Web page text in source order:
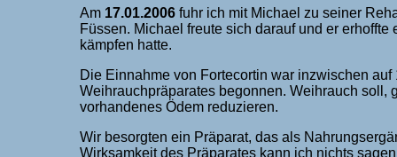
Am 17.01.2006 fuhr ich mit Michael zu seiner
Füssen. Michael freute sich darauf und er
kämpfen hatte.
Die Einnahme von Fortecortin war inzwischen
Weihrauchpräparates begonnen. Weihrauch soll,
vorhandenes Ödem reduzieren.
Wir besorgten ein Präparat, das als
Wirksamkeit des Präparates kann ich nichts